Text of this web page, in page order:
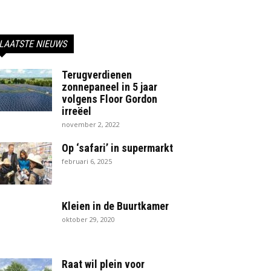
NIEUWS
Terugverdienen
zonnepaneel in 5 jaar
volgens Floor Gordon
irreëel
november 2, 2022
Op ‘safari’ in supermarkt
februari 6, 2025
Kleien in de Buurtkamer
oktober 29, 2020
Raat wil plein voor